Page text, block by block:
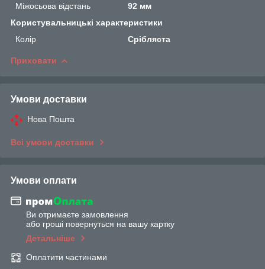
Міжосьова відстань
92 мм
Користувальницькі характеристики
Колір
Срібляста
Приховати
Умови доставки
Нова Пошта
Всі умови доставки
Умови оплати
Ви отримаєте замовлення
або гроші повернуться на вашу картку
Детальніше
Оплатити частинами